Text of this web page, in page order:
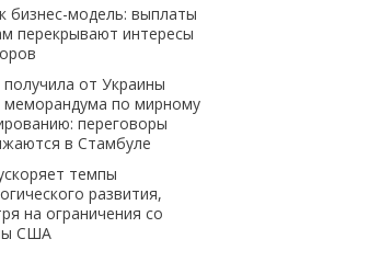
бизнес-модель: выплаты
перекрывают интересы
получила от Украины
меморандума по мирному
переговоры
в Стамбуле
темпы
развития,
на ограничения со
США